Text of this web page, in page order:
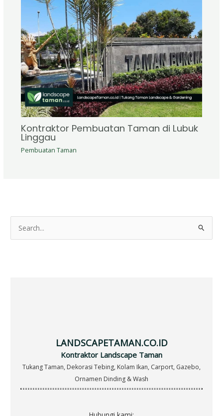
Kontraktor Pembuatan Taman di Lubuk
Linggau
Pembuatan Taman
LANDSCAPETAMAN.CO.ID
Kontraktor Landscape Taman
Tukang Taman, Dekorasi Tebing, Kolam Ikan, Carport, Gazebo,
Ornamen Dinding & Wash